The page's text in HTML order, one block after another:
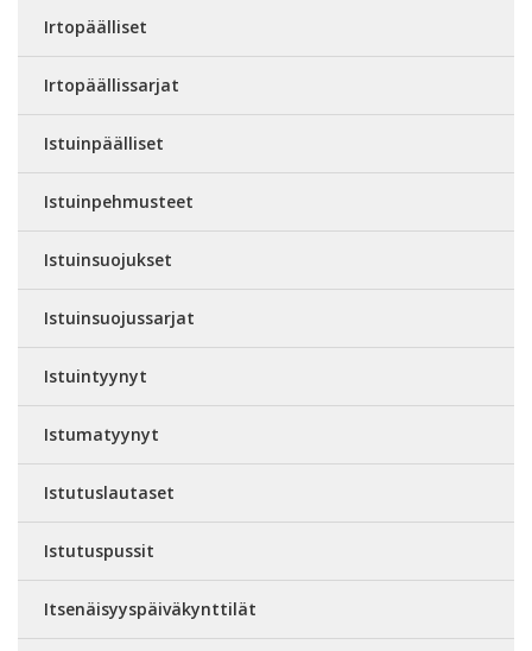
Irtopäälliset
Irtopäällissarjat
Istuinpäälliset
Istuinpehmusteet
Istuinsuojukset
Istuinsuojussarjat
Istuintyynyt
Istumatyynyt
Istutuslautaset
Istutuspussit
Itsenäisyyspäiväkynttilät